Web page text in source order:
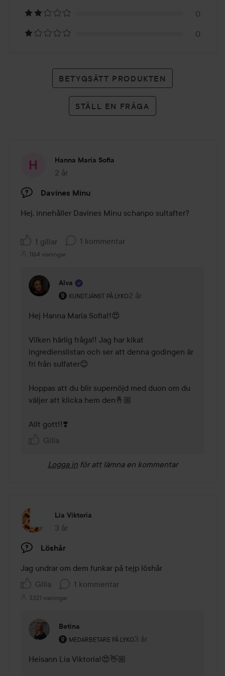
betyg
0
0
BETYGSÄTT PRODUKTEN
STÄLL EN FRÅGA
Hanna Maria Sofia
2 år
Inlägget skapades 2 år
Davines Minu
Hej, innehåller Davines Minu schanpo sultafter?
1 gillar 1 kommentar
1164 visningar
Alva
KUNDTJÄNST PÅ LYKO
Användarens roll: Kundtjänst på Lyko.
2 år
Kommentaren lades 2 år
Hej Hanna Maria Sofia!!😍
Vilken härlig fråga!! Jag har kikat
ingredienslistan och ser att denna godingen är
fri från sulfater😊
Hoppas att du blir supernöjd med duon om du
väljer att klicka hem den🤞🏼
Allt gott!!❣️
Gilla
Logga in för att lämna en kommentar
Lia Viktoria
3 år
Inlägget skapades 3 år
Löshår
Jag undrar om dem funkar på tejp löshår
Gilla
1 kommentar
3321 visningar
Betina
MEDARBETARE PÅ LYKO
Användarens roll: Medarbetare på Lyko.
3 år
Kommentaren lades 3 år
Heisann Lia Viktoria!😍👋🏼